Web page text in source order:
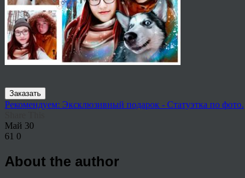
Заказать
Рекомендуем: Эксклюзивный подарок - Статуэтка по фото.
Май 30
61 0
About the author